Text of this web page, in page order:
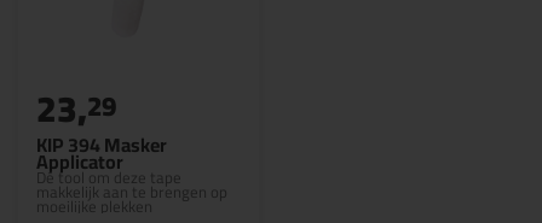
KIP 394 Masker
Applicator
Dé tool om deze tape
makkelijk aan te brengen op
moeilijke plekken
23,29